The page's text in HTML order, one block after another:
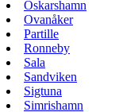
Oskarshamn
Ovanåker
Partille
Ronneby
Sala
Sandviken
Sigtuna
Simrishamn